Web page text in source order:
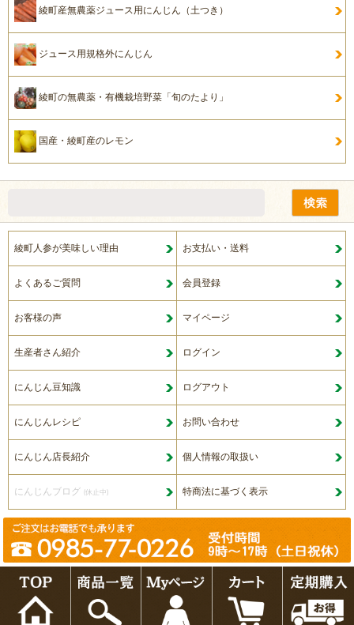
綾町産無農薬ジュース用にんじん（土つき）
ジュース用規格外にんじん
綾町の無農薬・有機栽培野菜「旬のたより」
国産・綾町産のレモン
綾町人参が美味しい理由 お支払い・送料
よくあるご質問 会員登録
お客様の声 マイページ
生産者さん紹介 ログイン
にんじん豆知識 ログアウト
にんじんレシピ お問い合わせ
にんじん店長紹介 個人情報の取扱い
にんじんブログ (休止中) 特商法に基づく表示